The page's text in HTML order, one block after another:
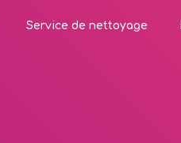
Service de nettoyage